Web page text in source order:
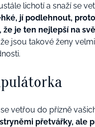
lichotí a snaží se
jí podlehnout,
je ten nejlepší na
jsou takové ženy velmi
vetřou do přízně
přetvářky, ale